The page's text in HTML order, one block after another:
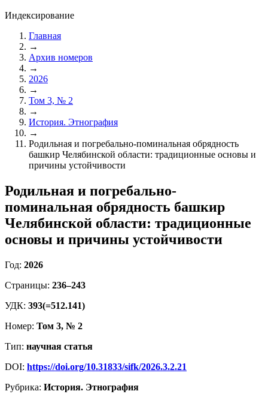
Индексирование
Главная
→
Архив номеров
→
2026
→
Том 3, № 2
→
История. Этнография
→
Родильная и погребально-поминальная обрядность
башкир Челябинской области: традиционные основы и
причины устойчивости
Родильная и погребально-
поминальная обрядность башкир
Челябинской области: традиционные
основы и причины устойчивости
Год: 2026
Страницы: 236–243
УДК: 393(=512.141)
Номер: Том 3, № 2
Тип: научная статья
DOI: https://doi.org/10.31833/sifk/2026.3.2.21
Рубрика: История. Этнография